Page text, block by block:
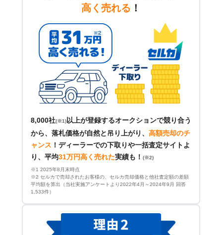
高く売れる ！
8,000社(※1) 以上が登録するオークションで競り合う
から、落札価格が自然と吊り上がり、 高額売却のチ
ャンス ！ ディーラーでの下取りや一括査定サイトよ
り、平均31万円高く売れた実績も！ (※2)
※1 2025年8月末時点
※2 セルカで売却されたお客様の、セルカ売却価格と他社査定額の差額
平均額を算出（当社実施アンケートより2022年4月～2024年9月 回答
1,533件）